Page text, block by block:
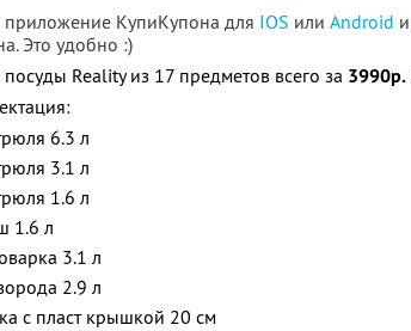
приложение КупиКупона для IOS или Android
Это удобно :)
Reality из 17 предметов всего за 3990р.
6.3 л
3.1 л
1.6 л
1.6 л
3.1 л
2.9 л
с пласт крышкой 20 см